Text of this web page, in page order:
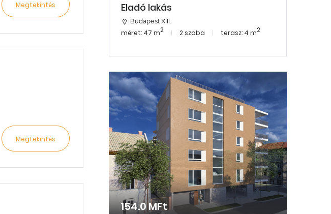
Megtekintés
Megtekintés
Eladó lakás
Budapest XIII.
méret: 47 m2 2 szoba terasz: 4 m2
154.0 MFt